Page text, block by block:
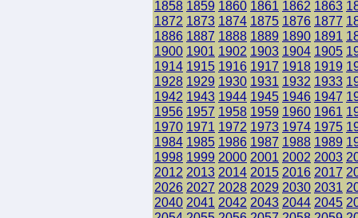
1858 1859 1860 1861 1862 1863
1872 1873 1874 1875 1876 1877
1886 1887 1888 1889 1890 1891
1900 1901 1902 1903 1904 1905
1914 1915 1916 1917 1918 1919
1928 1929 1930 1931 1932 1933
1942 1943 1944 1945 1946 1947
1956 1957 1958 1959 1960 1961
1970 1971 1972 1973 1974 1975
1984 1985 1986 1987 1988 1989
1998 1999 2000 2001 2002 2003
2012 2013 2014 2015 2016 2017
2026 2027 2028 2029 2030 2031
2040 2041 2042 2043 2044 2045